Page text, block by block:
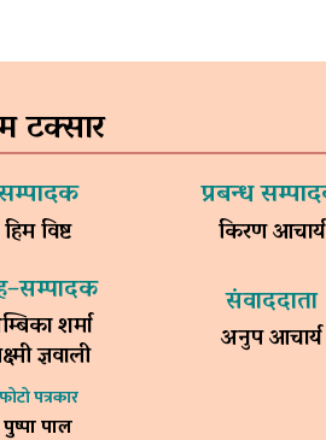
टक्सार
हिम विष्ट
प्रबन्ध
किरण आचार्य
शर्मा
ज्ञवाली
फोटो पत्रकार
पुष्पा पाल
संवाददाता
अनुप आचार्य